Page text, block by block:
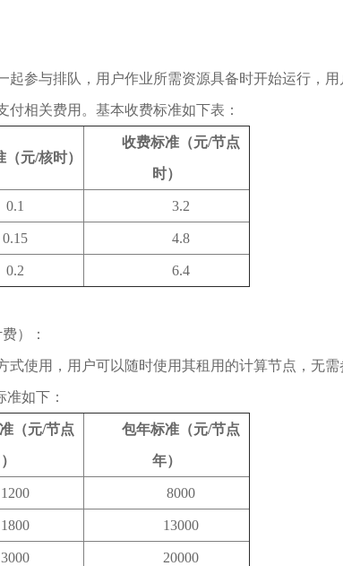
起参与排队，用户作业所需资源具备时开始运行，
相关费用。基本收费标准如下表：
（元/核时）
收费标准（元/节点
时）
0.1 3.2
0.15 4.8
0.2 6.4
）：
式使用，用户可以随时使用其租用的计算节点，无
如下：
（元/节点
）
包年标准（元/节点
年）
1200 8000
1800 13000
3000 20000